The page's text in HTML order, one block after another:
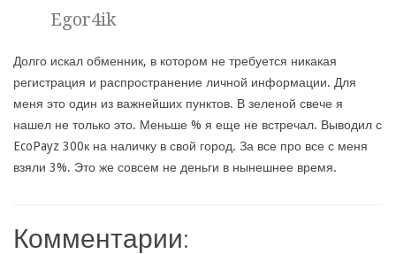
Egor4ik
Долго искал обменник, в котором не требуется никакая
регистрация и распространение личной информации. Для
меня это один из важнейших пунктов. В зеленой свече я
нашел не только это. Меньше % я еще не встречал. Выводил с
EcoPayz 300к на наличку в свой город. За все про все с меня
взяли 3%. Это же совсем не деньги в нынешнее время.
Комментарии: